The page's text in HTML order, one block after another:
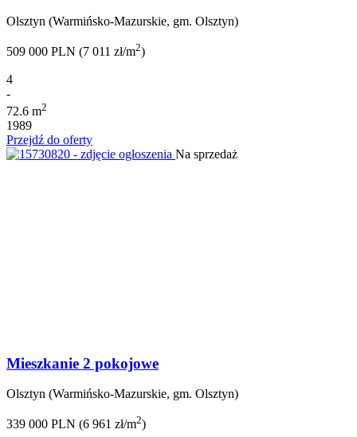
Olsztyn (Warmińsko-Mazurskie, gm. Olsztyn)
509 000 PLN (7 011 zł/m2)
4
-
72.6 m2
1989
Przejdź do oferty
Na sprzedaż
Mieszkanie 2 pokojowe
Olsztyn (Warmińsko-Mazurskie, gm. Olsztyn)
339 000 PLN (6 961 zł/m2)